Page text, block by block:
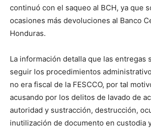
continuó con el saqueo al BCH, ya que
ocasiones más devoluciones al Banco
Honduras.
La información detalla que las entregas
seguir los procedimientos
no era fiscal de la FESCCO, por tal
acusando por los delitos de lavado de
autoridad y sustracción, destrucción,
inutilización de documento en custodia